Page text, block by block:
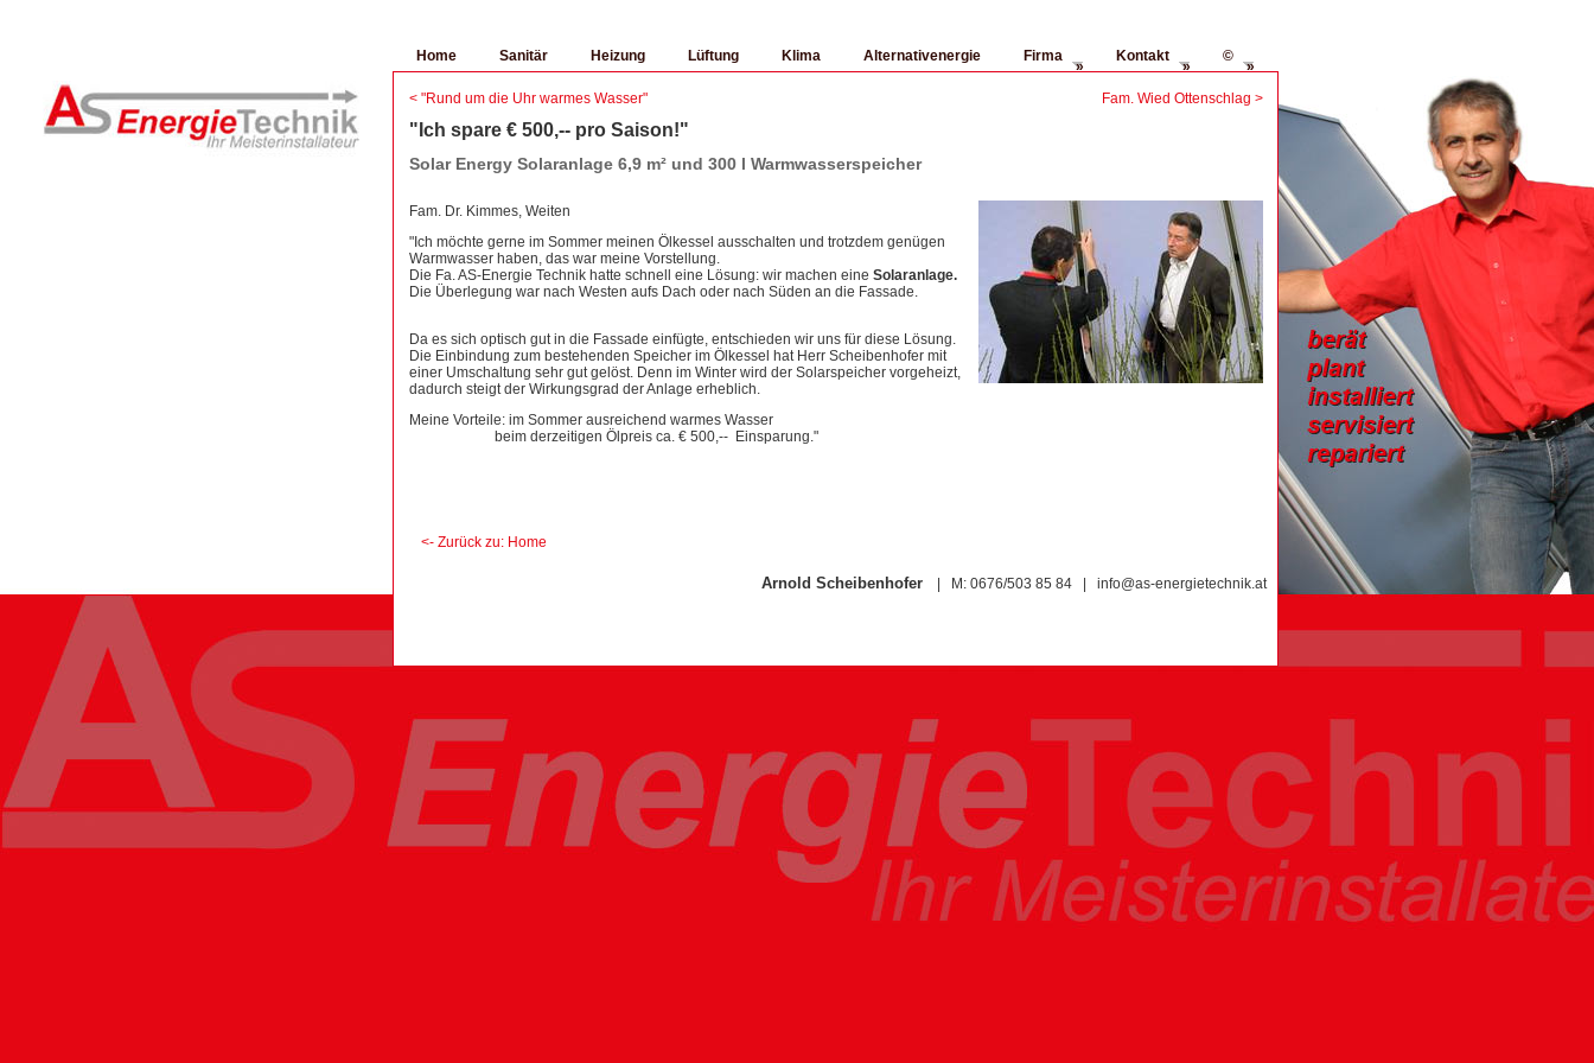
Home Sanitär Heizung Lüftung Klima Alternativenergie Firma
»
Kontakt
»
©
»
Fam. Wied Ottenschlag >
< "Rund um die Uhr warmes Wasser"
"Ich spare € 500,-- pro Saison!"
Solar Energy Solaranlage 6,9 m² und 300 l Warmwasserspeicher
Fam. Dr. Kimmes, Weiten
"Ich möchte gerne im Sommer meinen Ölkessel ausschalten und trotzdem genügen
Warmwasser haben, das war meine Vorstellung.
Die Fa. AS-Energie Technik hatte schnell eine Lösung: wir machen eine Solaranlage.
Die Überlegung war nach Westen aufs Dach oder nach Süden an die Fassade.
Da es sich optisch gut in die Fassade einfügte, entschieden wir uns für diese Lösung.
Die Einbindung zum bestehenden Speicher im Ölkessel hat Herr Scheibenhofer mit
einer Umschaltung sehr gut gelöst. Denn im Winter wird der Solarspeicher vorgeheizt,
dadurch steigt der Wirkungsgrad der Anlage erheblich.
Meine Vorteile: im Sommer ausreichend warmes Wasser
beim derzeitigen Ölpreis ca. € 500,-- Einsparung."
<- Zurück zu: Home
Arnold Scheibenhofer | M: 0676/503 85 84 | info@as-energietechnik.at